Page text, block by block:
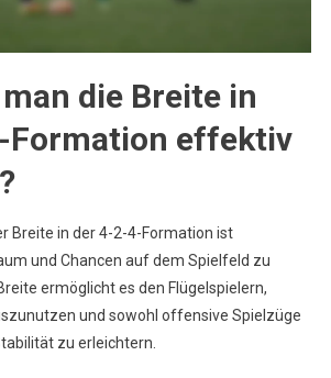
die Breite in
Formation effektiv
Breite in der 4-2-4-Formation ist
und Chancen auf dem Spielfeld zu
ermöglicht es den Flügelspielern,
und sowohl offensive Spielzüge
zu erleichtern.